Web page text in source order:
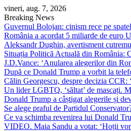
Skip
to
content
vineri, aug. 7, 2026
Breaking News
Guvernul Bolojan: cinism rece pe
România a acordat 5 miliarde de euro
Aleksandr Dughin, avertisment
Situația Politică Actuală din România:
J.D.Vance: ‘Anularea alegerilor din
După ce Donald Trump a vorbit la
Călin Georgescu, despre decizia
Un lider LGBTQ, ‘săltat’ de mascați.
Donald Trump a câștigat alegerile și
Se alege praful de Partidul
Ce va schimba revenirea lui Donald
VIDEO. Maia Sandu a votat: ‘Hoții vor